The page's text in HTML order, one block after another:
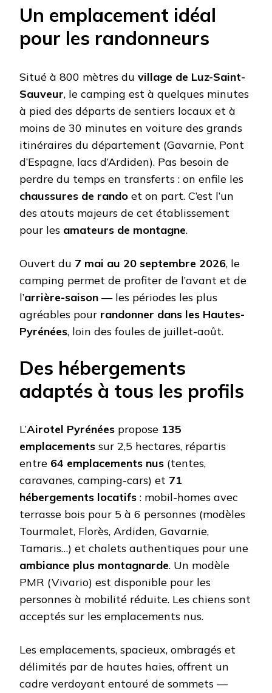
Un emplacement idéal
pour les randonneurs
Situé à 800 mètres du village de Luz-Saint-
Sauveur, le camping est à quelques minutes
à pied des départs de sentiers locaux et à
moins de 30 minutes en voiture des grands
itinéraires du département (Gavarnie, Pont
d’Espagne, lacs d’Ardiden). Pas besoin de
perdre du temps en transferts : on enfile les
chaussures de rando et on part. C’est l’un
des atouts majeurs de cet établissement
pour les amateurs de montagne.
Ouvert du 7 mai au 20 septembre 2026, le
camping permet de profiter de l’avant et de
l’arrière-saison — les périodes les plus
agréables pour randonner dans les Hautes-
Pyrénées, loin des foules de juillet-août.
Des hébergements
adaptés à tous les profils
L’Airotel Pyrénées propose 135
emplacements sur 2,5 hectares, répartis
entre 64 emplacements nus (tentes,
caravanes, camping-cars) et 71
hébergements locatifs : mobil-homes avec
terrasse bois pour 5 à 6 personnes (modèles
Tourmalet, Florès, Ardiden, Gavarnie,
Tamaris…) et chalets authentiques pour une
ambiance plus montagnarde. Un modèle
PMR (Vivario) est disponible pour les
personnes à mobilité réduite. Les chiens sont
acceptés sur les emplacements nus.
Les emplacements, spacieux, ombragés et
délimités par de hautes haies, offrent un
cadre verdoyant entouré de sommets —